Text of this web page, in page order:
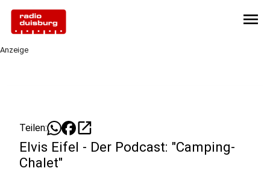
menu
Anzeige
Teilen: open_in_new
Elvis Eifel - Der Podcast: "Camping-
Chalet"